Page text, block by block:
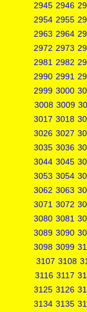
2945 2946
2954 2955
2963 2964
2972 2973
2981 2982
2990 2991
2999 3000
3008 3009
3017 3018
3026 3027
3035 3036
3044 3045
3053 3054
3062 3063
3071 3072
3080 3081
3089 3090
3098 3099
3107 3108
3116 3117
3125 3126
3134 3135